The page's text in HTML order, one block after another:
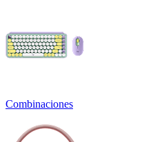
Combinaciones